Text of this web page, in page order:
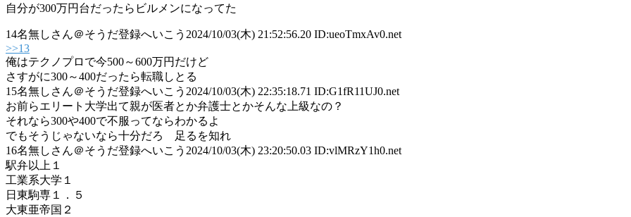
自分が300万円台だったらビルメンになってた
14名無しさん＠そうだ登録へいこう 2024/10/03(木) 21:52:56.20 ID:ueoTmxAv0.net
>>13
俺はテクノプロで今500～600万円だけど
さすがに300～400だったら転職しとる
15名無しさん＠そうだ登録へいこう 2024/10/03(木) 22:35:18.71 ID:G1fR11UJ0.net
お前らエリート大学出て親が医者とか弁護士とかそんな上級なの？
それなら300や400で不服ってならわかるよ
でもそうじゃないなら十分だろ 足るを知れ
16名無しさん＠そうだ登録へいこう 2024/10/03(木) 23:20:50.03 ID:vlMRzY1h0.net
駅弁以上１
工業系大学１
日東駒専１．５
大東亜帝国２